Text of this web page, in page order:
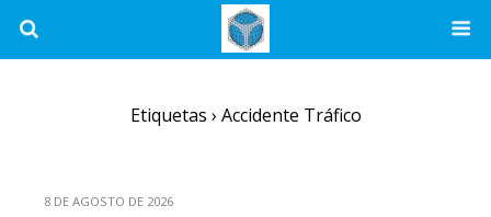
Etiquetas › Accidente Tráfico
8 DE AGOSTO DE 2026